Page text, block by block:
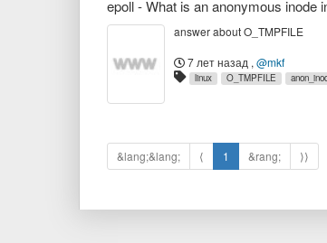
epoll - What is an anonymous inode
answer about O_TMPFILE
7 лет назад , @mkf
linux O_TMPFILE
&lang;&lang; ⟨ 1 &rang; ⟩⟩